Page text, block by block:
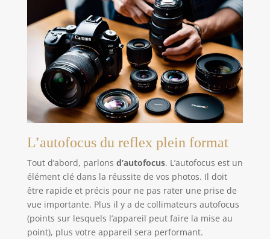
L’autofocus du reflex plein format
Tout d’abord, parlons d’autofocus. L’autofocus est un
élément clé dans la réussite de vos photos. Il doit
être rapide et précis pour ne pas rater une prise de
vue importante. Plus il y a de collimateurs autofocus
(points sur lesquels l’appareil peut faire la mise au
point), plus votre appareil sera performant.